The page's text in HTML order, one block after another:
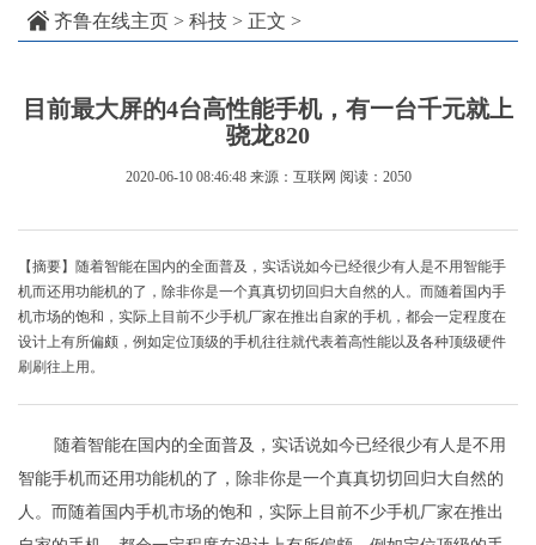
齐鲁在线主页 > 科技 > 正文 >
目前最大屏的4台高性能手机，有一台千元就上
骁龙820
2020-06-10 08:46:48 来源：互联网 阅读：2050
【摘要】随着智能在国内的全面普及，实话说如今已经很少有人是不用智能手
机而还用功能机的了，除非你是一个真真切切回归大自然的人。而随着国内手
机市场的饱和，实际上目前不少手机厂家在推出自家的手机，都会一定程度在
设计上有所偏颇，例如定位顶级的手机往往就代表着高性能以及各种顶级硬件
刷刷往上用。
随着智能在国内的全面普及，实话说如今已经很少有人是不用
智能手机而还用功能机的了，除非你是一个真真切切回归大自然的
人。而随着国内手机市场的饱和，实际上目前不少手机厂家在推出